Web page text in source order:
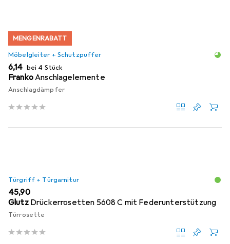
MENGENRABATT
Möbelgleiter + Schutzpuffer
EUR
6,14 bei 4 Stück
FrankoAnschlagelemente
Anschlagdämpfer
Türgriff + Türgarnitur
EUR
45,90
Glutz Drückerrosetten 5608 C mit Federunterstützung
Türrosette